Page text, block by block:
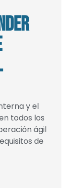
y el
todos los
ágil
de